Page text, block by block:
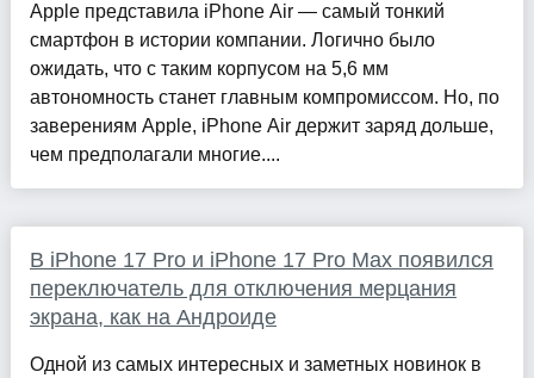
Apple представила iPhone Air — самый тонкий
смартфон в истории компании. Логично было
ожидать, что с таким корпусом на 5,6 мм
автономность станет главным компромиссом. Но, по
заверениям Apple, iPhone Air держит заряд дольше,
чем предполагали многие....
В iPhone 17 Pro и iPhone 17 Pro Max появился
переключатель для отключения мерцания
экрана, как на Андроиде
Одной из самых интересных и заметных новинок в